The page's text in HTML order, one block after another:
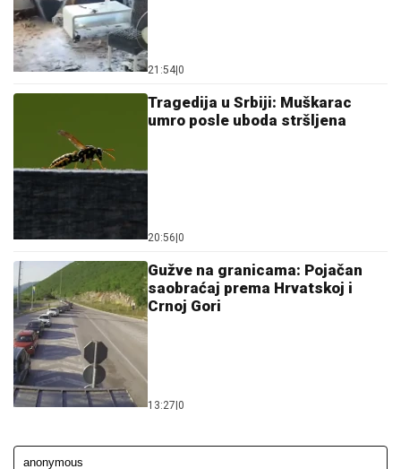
21:54 0
Tragedija u Srbiji: Muškarac
umro posle uboda stršljena
20:56 0
Gužve na granicama: Pojačan
saobraćaj prema Hrvatskoj i
Crnoj Gori
13:27 0